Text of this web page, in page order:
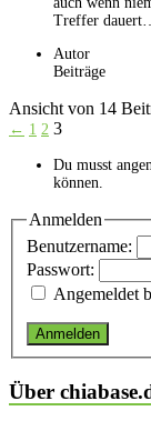
Treffer dauert…
Autor
Beiträge
Ansicht von 14
← 1 2 3
Du musst
können.
Anmelden
Benutzername:
Passwort:
Angemeldet
Anmelden
Über